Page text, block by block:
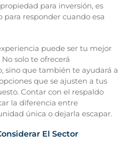
para inversión, es
para responder cuando esa
puede ser tu mejor
solo te ofrecerá
sino que también te ayudará a
que se ajusten a tus
Contar con el respaldo
la diferencia entre
única o dejarla escapar.
El Sector